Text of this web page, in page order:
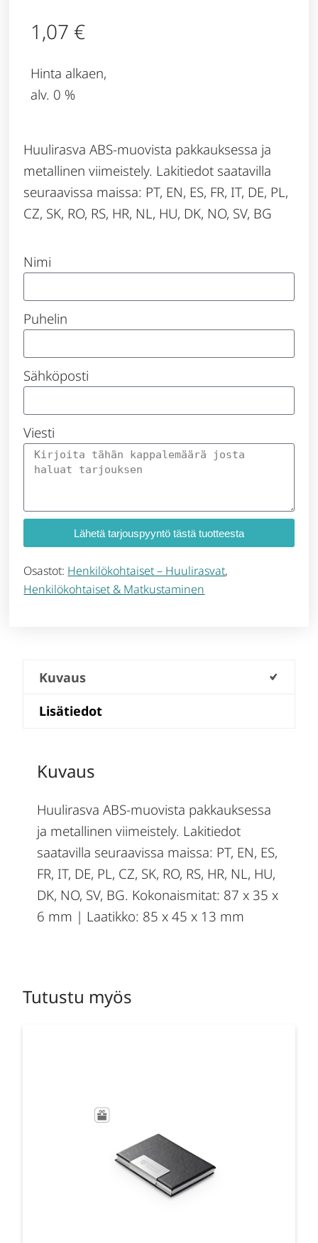
1,07 €
Hinta alkaen,
alv. 0 %
Huulirasva ABS-muovista pakkauksessa ja
metallinen viimeistely. Lakitiedot saatavilla
seuraavissa maissa: PT, EN, ES, FR, IT, DE, PL,
CZ, SK, RO, RS, HR, NL, HU, DK, NO, SV, BG
Nimi
Puhelin
Sähköposti
Viesti
Lähetä tarjouspyyntö tästä tuotteesta
Osastot: Henkilökohtaiset – Huulirasvat,
Henkilökohtaiset & Matkustaminen
Kuvaus
Lisätiedot
Kuvaus
Huulirasva ABS-muovista pakkauksessa
ja metallinen viimeistely. Lakitiedot
saatavilla seuraavissa maissa: PT, EN, ES,
FR, IT, DE, PL, CZ, SK, RO, RS, HR, NL, HU,
DK, NO, SV, BG. Kokonaismitat: 87 x 35 x
6 mm | Laatikko: 85 x 45 x 13 mm
Tutustu myös